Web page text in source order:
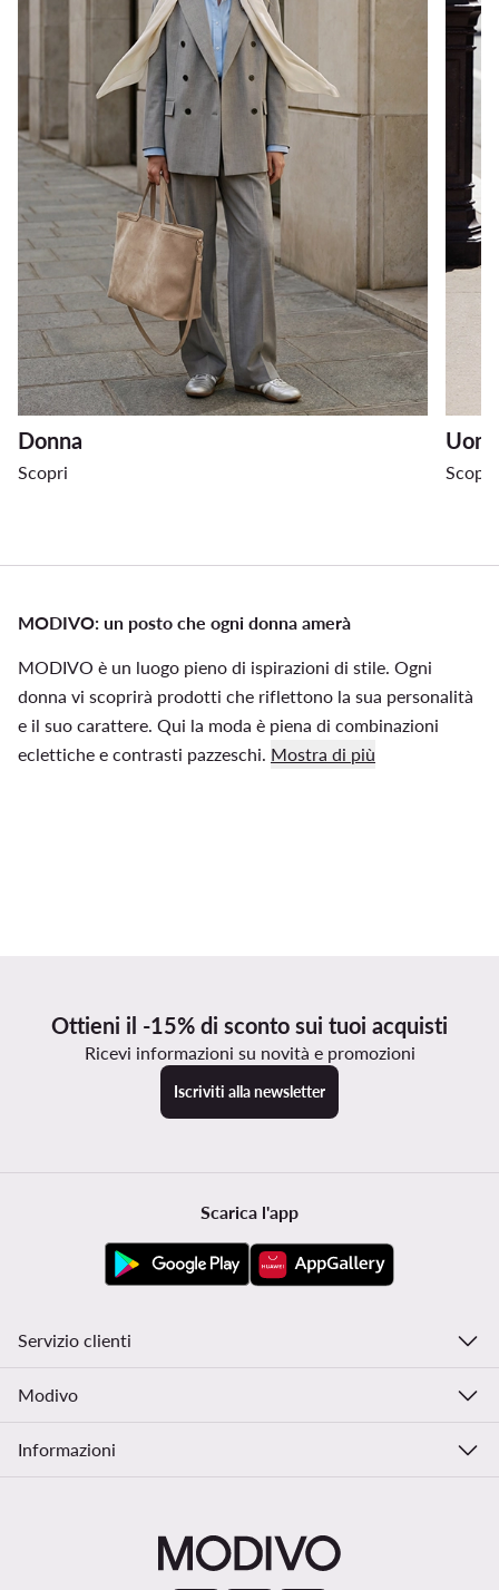
Donna
Scopri Scopri
MODIVO: un posto che ogni donna amerà
MODIVO è un luogo pieno di ispirazioni di stile. Ogni
donna vi scoprirà prodotti che riflettono la sua personalità
e il suo carattere. Qui la moda è piena di combinazioni
eclettiche e contrasti pazzeschi. Mostra di più
Ottieni il -15% di sconto sui tuoi acquisti
Ricevi informazioni su novità e promozioni
Iscriviti alla newsletter
Scarica l'app
Servizio clienti
Modivo
Informazioni